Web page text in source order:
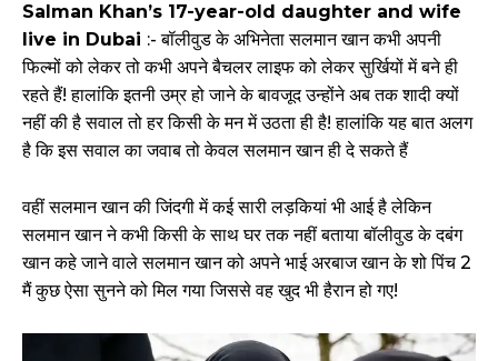
Salman Khan’s 17-year-old daughter and wife
live in Dubai :- बॉलीवुड के अभिनेता सलमान खान कभी अपनी
फिल्मों को लेकर तो कभी अपने बैचलर लाइफ को लेकर सुर्खियों में बने ही
रहते हैं! हालांकि इतनी उम्र हो जाने के बावजूद उन्होंने अब तक शादी क्यों
नहीं की है सवाल तो हर किसी के मन में उठता ही है! हालांकि यह बात अलग
है कि इस सवाल का जवाब तो केवल सलमान खान ही दे सकते हैं
वहीं सलमान खान की जिंदगी में कई सारी लड़कियां भी आई है लेकिन
सलमान खान ने कभी किसी के साथ घर तक नहीं बताया बॉलीवुड के दबंग
खान कहे जाने वाले सलमान खान को अपने भाई अरबाज खान के शो पिंच 2
मैं कुछ ऐसा सुनने को मिल गया जिससे वह खुद भी हैरान हो गए!